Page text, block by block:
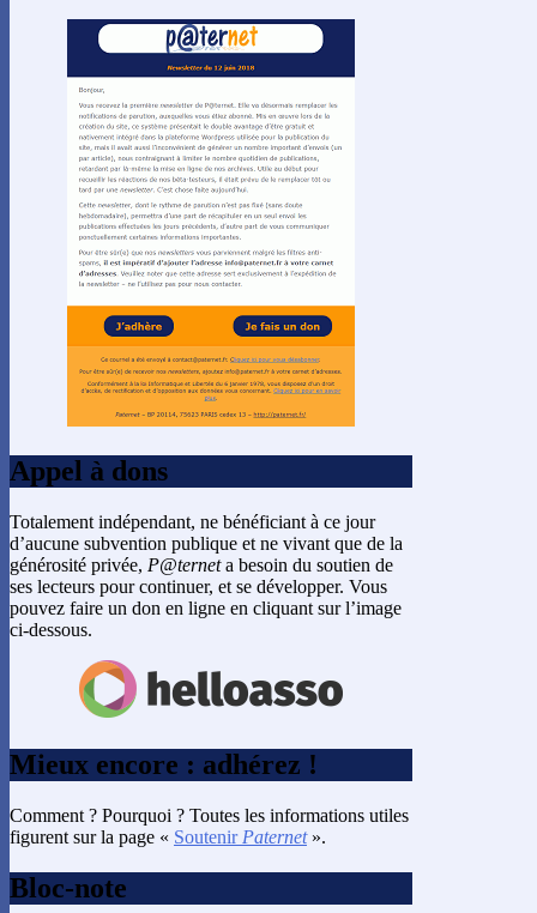
Appel à dons
Totalement indépendant, ne bénéficiant à ce jour
d’aucune subvention publique et ne vivant que de la
générosité privée, P@terneta besoin du soutien de
ses lecteurs pour continuer, et se développer. Vous
pouvez faire un don en ligne en cliquant sur l’image
ci-dessous.
Mieux encore : adhérez !
Comment ? Pourquoi ? Toutes les informations utiles
figurent sur la page « Soutenir Paternet».
Bloc-note